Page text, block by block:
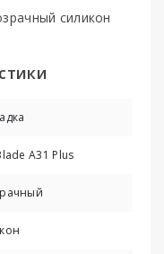
силикон
A31 Plus